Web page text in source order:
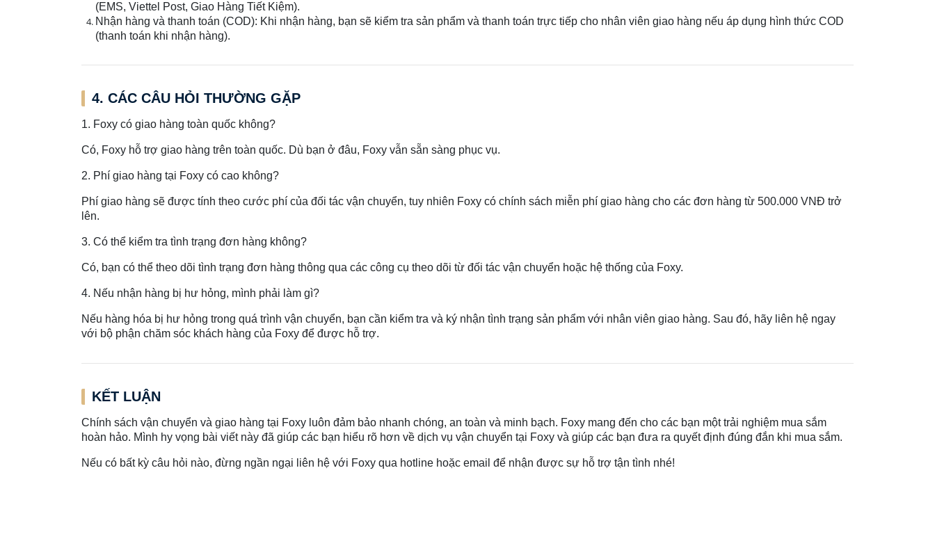
(EMS, Viettel Post, Giao Hàng Tiết Kiệm).
Nhận hàng và thanh toán (COD): Khi nhận hàng, bạn sẽ kiểm tra sản phẩm và thanh toán trực tiếp cho nhân viên giao hàng nếu áp dụng hình thức COD
(thanh toán khi nhận hàng).
4. CÁC CÂU HỎI THƯỜNG GẶP
1. Foxy có giao hàng toàn quốc không?
Có, Foxy hỗ trợ giao hàng trên toàn quốc. Dù bạn ở đâu, Foxy vẫn sẵn sàng phục vụ.
2. Phí giao hàng tại Foxy có cao không?
Phí giao hàng sẽ được tính theo cước phí của đối tác vận chuyển, tuy nhiên Foxy có chính sách miễn phí giao hàng cho các đơn hàng từ 500.000 VNĐ trở
lên.
3. Có thể kiểm tra tình trạng đơn hàng không?
Có, bạn có thể theo dõi tình trạng đơn hàng thông qua các công cụ theo dõi từ đối tác vận chuyển hoặc hệ thống của Foxy.
4. Nếu nhận hàng bị hư hỏng, mình phải làm gì?
Nếu hàng hóa bị hư hỏng trong quá trình vận chuyển, bạn cần kiểm tra và ký nhận tình trạng sản phẩm với nhân viên giao hàng. Sau đó, hãy liên hệ ngay
với bộ phận chăm sóc khách hàng của Foxy để được hỗ trợ.
KẾT LUẬN
Chính sách vận chuyển và giao hàng tại Foxy luôn đảm bảo nhanh chóng, an toàn và minh bạch. Foxy mang đến cho các bạn một trải nghiệm mua sắm
hoàn hảo. Mình hy vọng bài viết này đã giúp các bạn hiểu rõ hơn về dịch vụ vận chuyển tại Foxy và giúp các bạn đưa ra quyết định đúng đắn khi mua sắm.
Nếu có bất kỳ câu hỏi nào, đừng ngần ngại liên hệ với Foxy qua hotline hoặc email để nhận được sự hỗ trợ tận tình nhé!